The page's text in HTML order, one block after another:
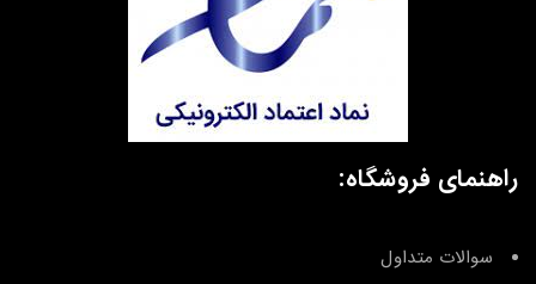
راهنمای فروشگاه:
سوالات متداول